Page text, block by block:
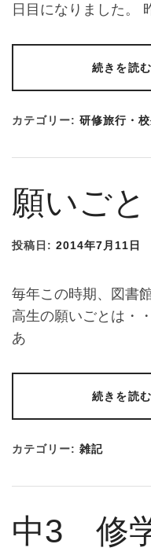
日目になりました。
続きを読む
カテゴリー: 研修旅行・
願いごと
投稿日: 2014年7月11日
毎年この時期、図
高生の願いごとは
あ
続きを読む
カテゴリー: 雑記
中3 修